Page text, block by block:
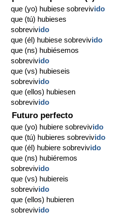
que (yo) hubiese sobrevivido
que (tú) hubieses
sobrevivido
que (él) hubiese sobrevivido
que (ns) hubiésemos
sobrevivido
que (vs) hubieseis
sobrevivido
que (ellos) hubiesen
sobrevivido
Futuro perfecto
que (yo) hubiere sobrevivido
que (tú) hubieres sobrevivido
que (él) hubiere sobrevivido
que (ns) hubiéremos
sobrevivido
que (vs) hubiereis
sobrevivido
que (ellos) hubieren
sobrevivido